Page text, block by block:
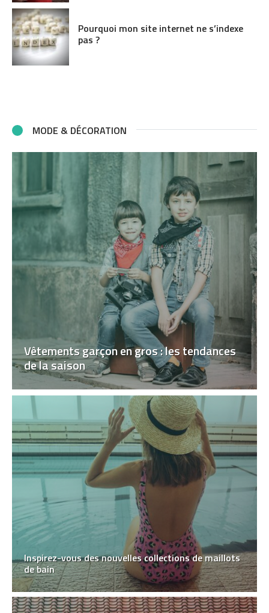
Pourquoi mon site internet ne s’indexe
pas ?
MODE & DÉCORATION
Vêtements garçon en gros : les tendances
de la saison
Inspirez-vous des nouvelles collections de maillots
de bain